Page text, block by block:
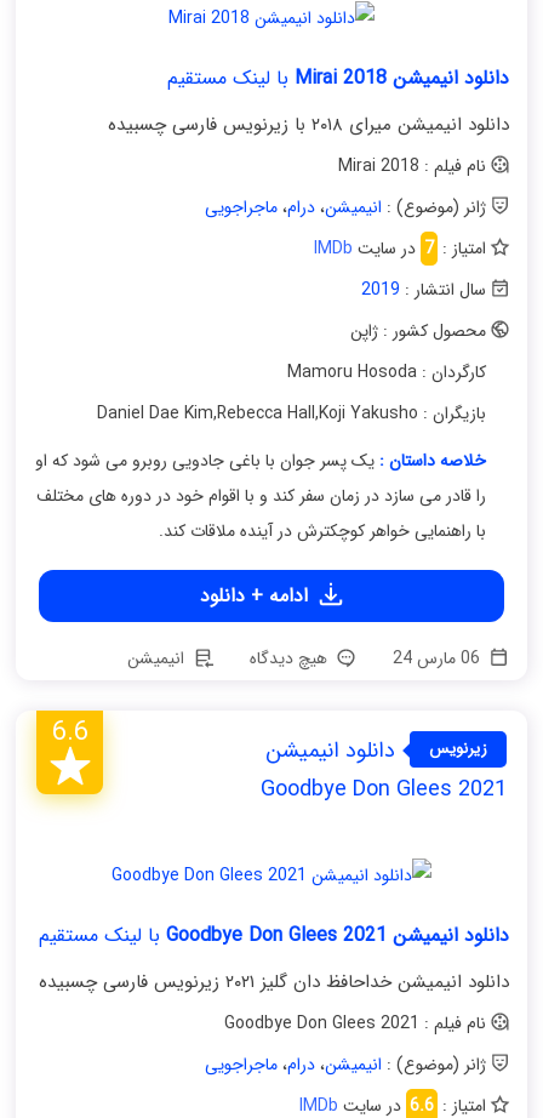
دانلود انیمیشن Mirai 2018 با لینک مستقیم
دانلود انیمیشن میرای ۲۰۱۸ با زیرنویس فارسی چسبیده
نام فیلم : Mirai 2018
ژانر (موضوع) : انیمیشن،درام،ماجراجویی
امتیاز : 7 در سایت IMDb
سال انتشار : 2019
محصول کشور : ژاپن
کارگردان : Mamoru Hosoda
بازیگران : Daniel Dae Kim
,Rebecca Hall,Koji Yakusho
خلاصه داستان :یک پسر جوان با باغی جادویی روبرو می شود که او
را قادر می سازد در زمان سفر کند و با اقوام خود در دوره های مختلف
با راهنمایی خواهر کوچکترش در آینده ملاقات کند.
ادامه + دانلود
هیچ دیدگاه انیمیشن
زیرنویس
فارسی
دانلود انیمیشن
Goodbye Don Glees 2021
6.6
دانلود انیمیشن Goodbye Don Glees 2021 با لینک مستقیم
دانلود انیمیشن خداحافظ دان گلیز ۲۰۲۱ زیرنویس فارسی چسبیده
نام فیلم : Goodbye Don Glees 2021
ژانر (موضوع) : انیمیشن،درام،ماجراجویی
امتیاز : 6.6 در سایت IMDb